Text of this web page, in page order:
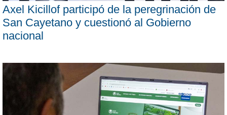
Axel Kicillof participó de la peregrinación de
San Cayetano y cuestionó al Gobierno
nacional